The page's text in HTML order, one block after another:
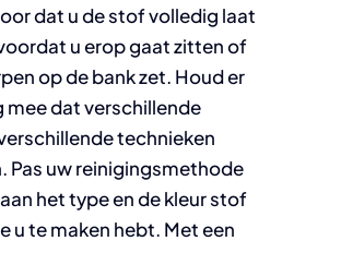
dat u de stof volledig laat
u erop gaat zitten of
op de bank zet. Houd er
mee dat verschillende
technieken
Pas uw reinigingsmethode
het type en de kleur stof
u te maken hebt. Met een